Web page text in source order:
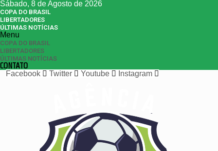
Sábado, 8 de Agosto de 2026
COPA DO BRASIL
LIBERTADORES
ÚLTIMAS NOTÍCIAS
Menu
COPA DO BRASIL
LIBERTADORES
ÚLTIMAS NOTÍCIAS
CONTATO
Facebook
Twitter Youtube Instagram